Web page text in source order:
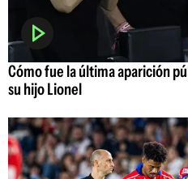
Cómo fue la última aparición
su hijo Lionel